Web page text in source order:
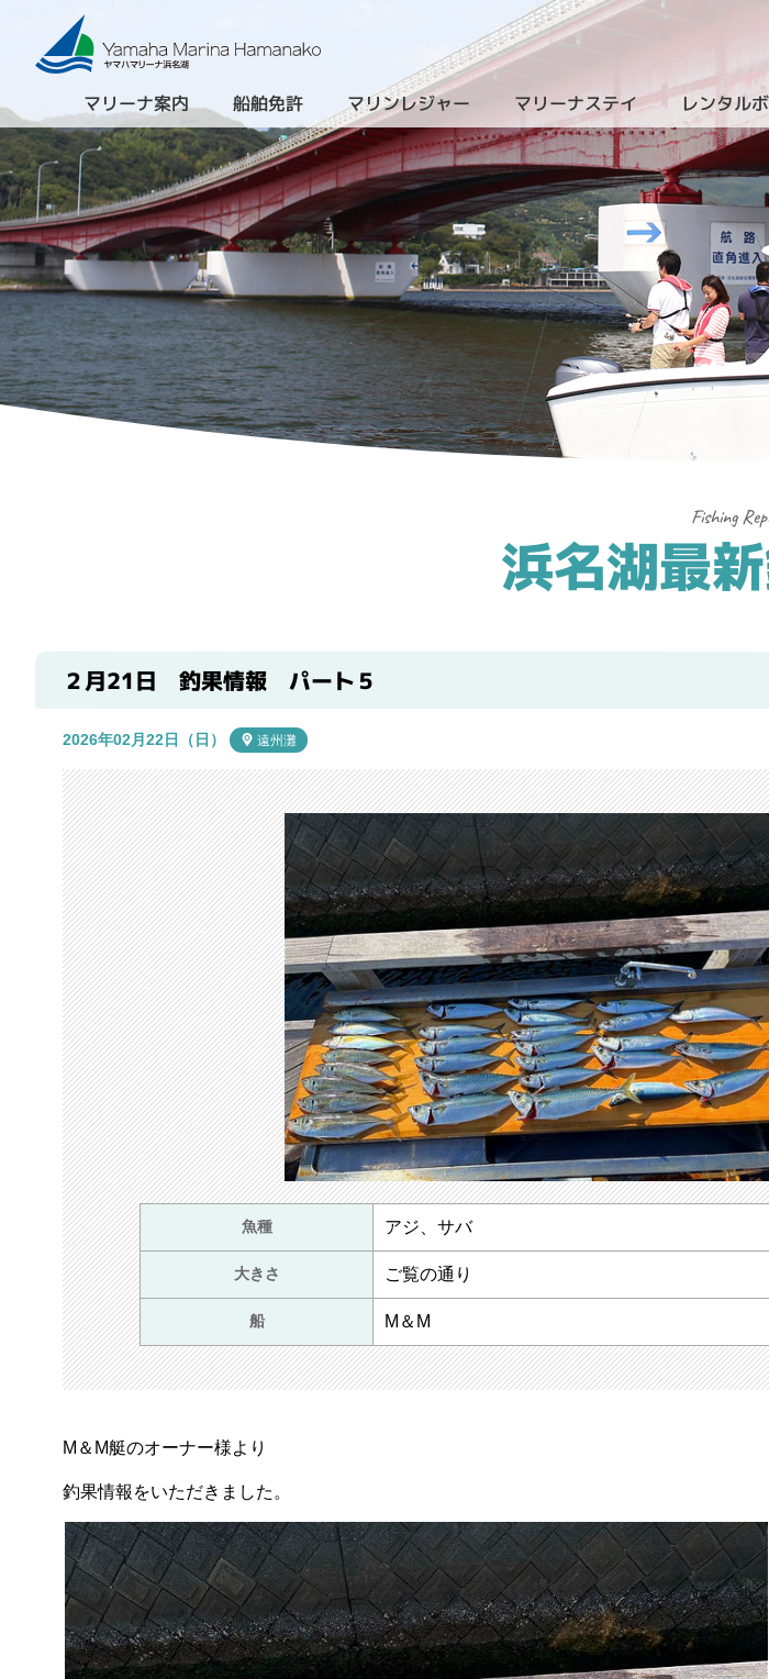
マリーナ案内 船舶免許
（進級）
マリンレジャー マリーナステイ
（ザ・ヴィラ
レンタル
浜名湖最
２月21日 釣果情報 パート５
2026年02月22日（日） 遠州灘
魚種 アジ、サバ
大きさ ご覧の通り
船 M＆M
M＆M艇のオーナー様より
釣果情報をいただきました。